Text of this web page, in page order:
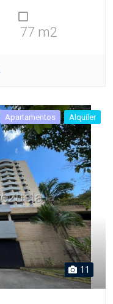
77 m2
Apartamentos Alquiler
11